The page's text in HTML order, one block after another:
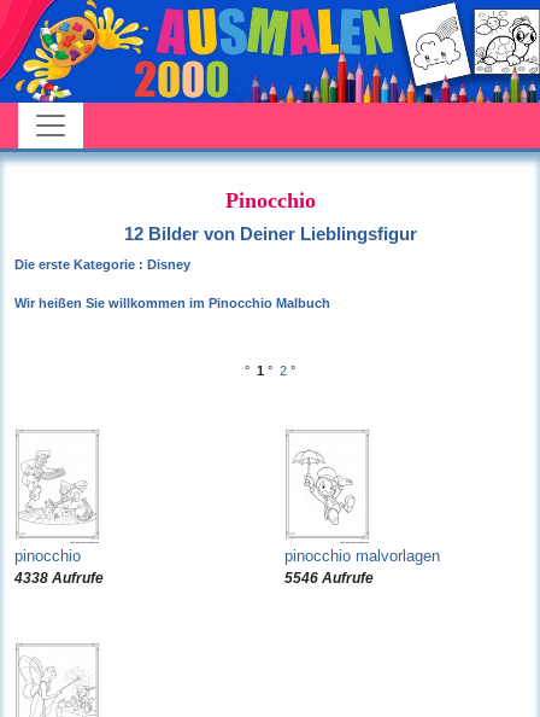
Pinocchio
12 Bilder von Deiner Lieblingsfigur
Die erste Kategorie : Disney
Wir heißen Sie willkommen im Pinocchio Malbuch
° 1 ° 2 °
pinocchio
4338 Aufrufe
pinocchio malvorlagen
5546 Aufrufe